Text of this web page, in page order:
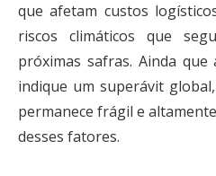
que afetam custos
riscos climáticos que
próximas safras. Ainda
indique um superávit
permanece frágil e
desses fatores.